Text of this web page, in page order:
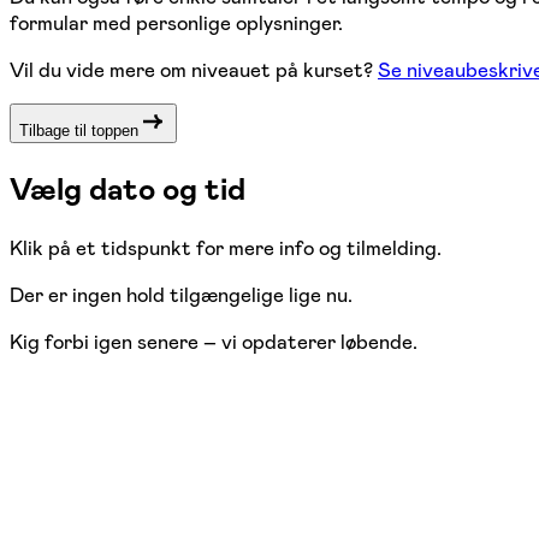
formular med personlige oplysninger.
Vil du vide mere om niveauet på kurset?Se
Tilbage til toppen
Vælg dato og tid
Klik på et tidspunkt for mere info og tilmelding.
Der er ingen hold tilgængelige lige nu.
Kig forbi igen senere – vi opdaterer løbende.